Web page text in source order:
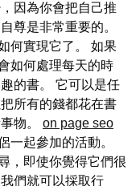
因為你會把自己推
尊是非常重要的。
何實現它了。 如果
如何處理每天的時
的書。 它可以是任
所有的錢都花在書
物。 on page seo
一起參加的活動。
，即使你覺得它們很
們就可以採取行